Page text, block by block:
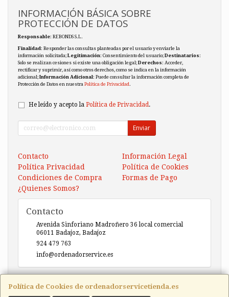
Política de Cookies de ordenadorservicetienda.es
INFORMACIÓN BÁSICA SOBRE
PROTECCIÓN DE DATOS
Responsable: REBONDS S.L.
Finalidad: Responder las consultas planteadas por el usuario y enviarle la
información solicitada;Legitimación: Consentimiento del usuario;Destinatarios:
Solo se realizan cesiones si existe una obligación legal;Derechos: Acceder,
rectificar y suprimir, así como otros derechos, como se indica en la información
adicional;Información Adicional: Puede consultar la información completa de
Protección de Datos en nuestra Política de Privacidad.
He leído y acepto la Política de Privacidad .
Enviar
Contacto
Información Legal
Política Privacidad
Política de Cookies
Condiciones de Compra
Formas de Pago
¿Quienes Somos?
Contacto
Avenida Sinforiano Madroñero 36 local comercial
06011 Badajoz, Badajoz
924 479 763
info@ordenadorservice.es
Horario